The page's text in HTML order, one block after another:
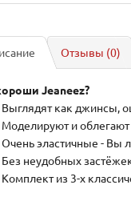
Отзывы (0)
Jeaneez?
Выглядят как джинсы,
Моделируют и
Очень эластичные - Вы
Без неудобных
Комплект из 3-х